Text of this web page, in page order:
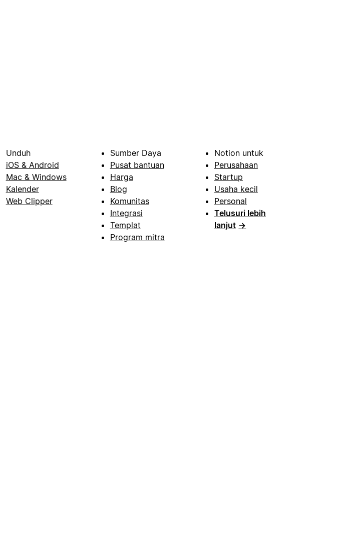
Unduh
iOS & Android
Mac & Windows
Kalender
Web Clipper
Sumber Daya
Pusat bantuan
Harga
Blog
Komunitas
Integrasi
Templat
Program mitra
Notion untuk
Perusahaan
Startup
Usaha kecil
Personal
Telusuri lebih
lanjut →